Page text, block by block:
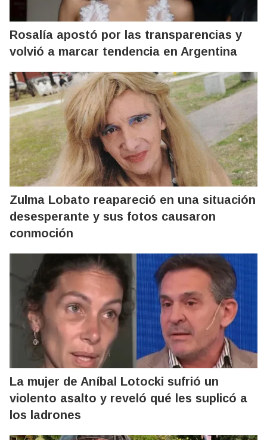
Rosalía apostó por las transparencias y
volvió a marcar tendencia en Argentina
Zulma Lobato reapareció en una situación
desesperante y sus fotos causaron
conmoción
La mujer de Aníbal Lotocki sufrió un
violento asalto y reveló qué les suplicó a
los ladrones